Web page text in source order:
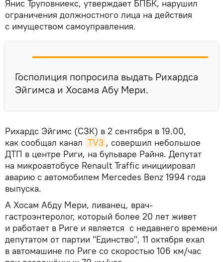
Янис Труповниекс, утверждает БПБК, нарушил
ограничения должностного лица на действия
с имуществом самоуправления.
Госполиция попросила выдать Рихардса
Эйгимса и Хосама Абу Мери.
Рихардс Эйгимс (СЗК) в 2 сентября в 19.00,
как сообщал канал TV3 , совершил небольшое
ДТП в центре Риги, на бульваре Райня. Депутат
на микроавтобусе Renault Traffic инициировал
аварию с автомобилем Mercedes Benz 1994 года
выпуска.
А Хосам Абду Мери, ливанец, врач-
гастроэнтеролог, который более 20 лет живет
и работает в Риге и является с недавнего времени
депутатом от партии "Единство", 11 октября ехал
в автомашине по Риге со скоростью 106 км/час